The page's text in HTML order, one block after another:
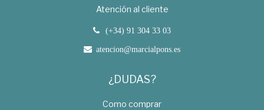
Atención al cliente
(+34) 91 304 33 03
atencion@marcialpons.es
¿DUDAS?
Como comprar